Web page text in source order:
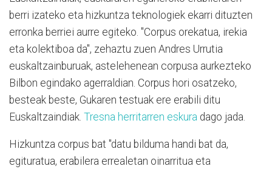
berri izateko eta hizkuntza teknologiek ekarri dituzten
erronka berriei aurre egiteko. "Corpus orekatua, irekia
eta kolektiboa da", zehaztu zuen Andres Urrutia
euskaltzainburuak, astelehenean corpusa aurkezteko
Bilbon egindako agerraldian. Corpus hori osatzeko,
besteak beste, Gukaren testuak ere erabili ditu
Euskaltzaindiak. Tresna herritarren eskura dago jada.
Hizkuntza corpus bat "datu bilduma handi bat da,
egituratua, erabilera errealetan oinarritua eta